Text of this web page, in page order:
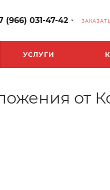
(966) 031-47-42
УСЛУГИ
от